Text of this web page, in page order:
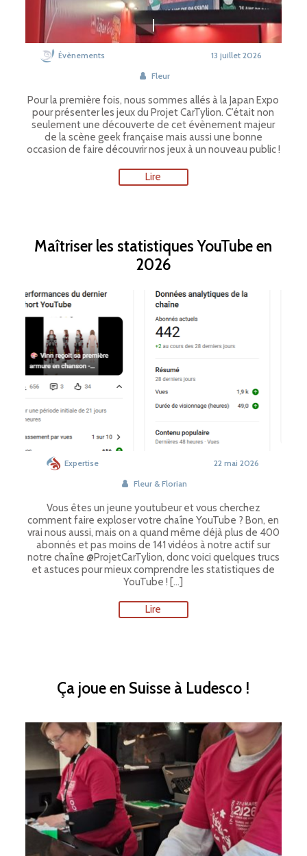
Évènements
Fleur
13 juillet 2026
Pour la première fois, nous sommes allés à la Japan Expo
pour présenter les jeux du Projet CarTylion. C’était non
seulement une découverte de cet évènement majeur
de la scène geek française mais aussi une bonne
occasion de faire découvrir nos jeux à un nouveau public !
Lire
Maîtriser les statistiques YouTube en
2026
Expertise
Fleur & Florian
22 mai 2026
Vous êtes un jeune youtubeur et vous cherchez
comment faire exploser votre chaîne YouTube ? Bon, en
vrai nous aussi, mais on a quand même déjà plus de 400
abonnés et pas moins de 141 vidéos à notre actif sur
notre chaîne @ProjetCarTylion, donc voici quelques trucs
et astuces pour mieux comprendre les statistiques de
YouTube ! […]
Lire
Ça joue en Suisse à Ludesco !